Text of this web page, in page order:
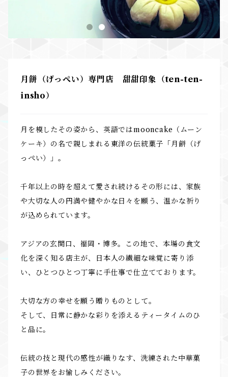
月餅（げっぺい）専門店 甜甜印象（ten-ten-
insho）
月を模したその姿から、英語ではmooncake（ムーン
ケーキ）の名で親しまれる東洋の伝統菓子「月餅（げ
っぺい）」。
千年以上の時を超えて愛され続けるその形には、家族
や大切な人の円満や健やかな日々を願う、温かな祈り
が込められています。
アジアの玄関口、福岡・博多。この地で、本場の食文
化を深く知る店主が、日本人の繊細な味覚に寄り添
い、ひとつひとつ丁寧に手仕事で仕立てております。
大切な方の幸せを願う贈りものとして。
そして、日常に静かな彩りを添えるティータイムのひ
と品に。
伝統の技と現代の感性が織りなす、洗練された中華菓
子の世界をお愉しみください。